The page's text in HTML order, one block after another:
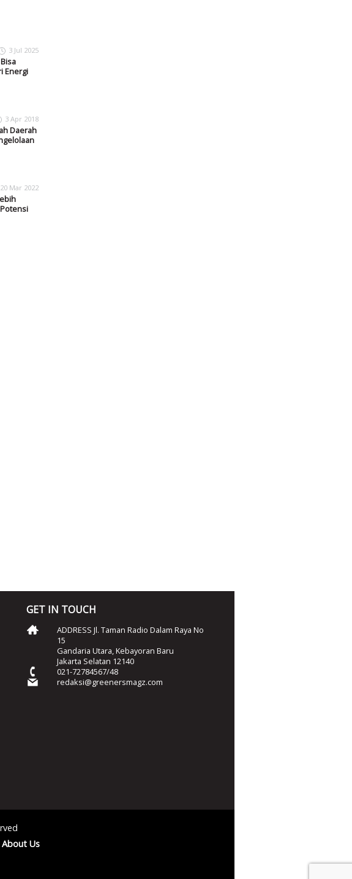
3 Jul 2025
Energi
3 Apr 2018
Daerah
20 Mar 2022
GET IN TOUCH
ADDRESS Jl. Taman Radio Dalam Raya No
15
Gandaria Utara, Kebayoran Baru
Jakarta Selatan 12140
021-72784567/48
redaksi@greenersmagz.com
About Us